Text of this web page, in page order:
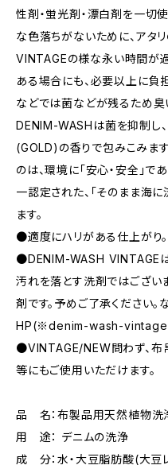
性剤・蛍光剤・漂白剤を一切
な色落ちがないために、アタ
VINTAGEの様な永い時間が
ある場合にも、必要以上に負
などでは菌などが残るため臭
DENIM-WASHは菌を抑制し
(GOLD)の香りで包みこみま
のは、環境に「安心・安全」
一認定された、「そのまま海
ます。
●適度にハリがある仕上がり。
●DENIM-WASH VINTAGEは
汚れを落とす洗剤ではござい
剤です。予めご了承ください
HP(※denim-wash-
●VINTAGE/NEW問わず、布
等にもご使用いただけます。
品 名：布製品用天然植物洗
用 途： デニムの洗浄
成 分：水・大豆脂肪酸(大豆